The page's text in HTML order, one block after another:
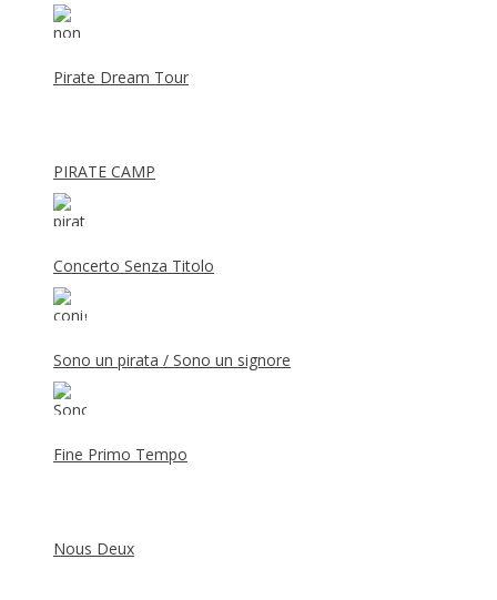
Pirate Dream Tour
PIRATE CAMP
Concerto Senza Titolo
Sono un pirata / Sono un signore
Fine Primo Tempo
Nous Deux